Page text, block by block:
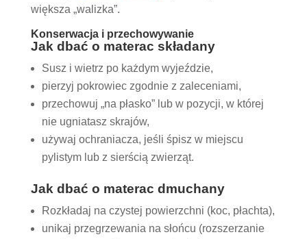
większa „walizka”.
Konserwacja i przechowywanie
Jak dbać o materac składany
Susz i wietrz po każdym wyjeździe,
pierzyj pokrowiec zgodnie z zaleceniami,
przechowuj „na płasko” lub w pozycji, w której
nie ugniatasz skrajów,
używaj ochraniacza, jeśli śpisz w miejscu
pylistym lub z sierścią zwierząt.
Jak dbać o materac dmuchany
Rozkładaj na czystej powierzchni (koc, płachta),
unikaj przegrzewania na słońcu (rozszerzanie